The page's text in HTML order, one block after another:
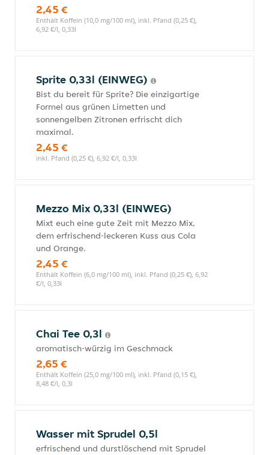
2,45 €
Enthält Koffein (10,0 mg/100 ml), inkl. Pfand (0,25 €),
6,92 €/l, 0,33l
Sprite 0,33l (EINWEG)
Bist du bereit für Sprite? Die einzigartige
Formel aus grünen Limetten und
sonnengelben Zitronen erfrischt dich
maximal.
2,45 €
inkl. Pfand (0,25 €), 6,92 €/l, 0,33l
Mezzo Mix 0,33l (EINWEG)
Mixt euch eine gute Zeit mit Mezzo Mix,
dem erfrischend-leckeren Kuss aus Cola
und Orange.
2,45 €
Enthält Koffein (6,0 mg/100 ml), inkl. Pfand (0,25 €), 6,92
€/l, 0,33l
Chai Tee 0,3l
aromatisch-würzig im Geschmack
2,65 €
Enthält Koffein (25,0 mg/100 ml), inkl. Pfand (0,15 €),
8,48 €/l, 0,3l
Wasser mit Sprudel 0,5l
erfrischend und durstlöschend mit Sprudel